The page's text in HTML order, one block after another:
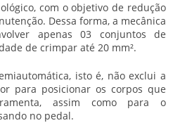
com o objetivo de redução
Dessa forma, a mecânica
apenas 03 conjuntos de
de crimpar até 20 mm².
isto é, não exclui a
para posicionar os corpos que
assim como para o
no pedal.